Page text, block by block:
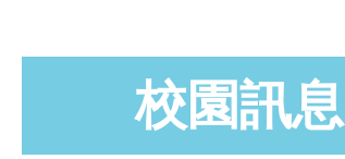
校園訊息